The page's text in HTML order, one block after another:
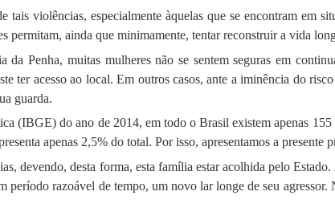
violências, especialmente àquelas que se encontram em
permitam, ainda que minimamente, tentar reconstruir a vida
Penha, muitas mulheres não se sentem seguras em
ter acesso ao local. Em outros casos, ante a iminência do
guarda.
(IBGE) do ano de 2014, em todo o Brasil existem apenas
apenas 2,5% do total. Por isso, apresentamos a presente
devendo, desta forma, esta família estar acolhida pelo
período razoável de tempo, um novo lar longe de seu agressor.